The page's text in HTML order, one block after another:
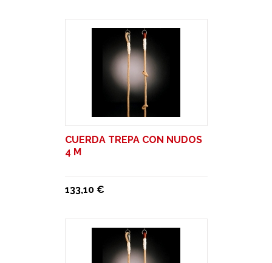
CUERDA TREPA CON NUDOS
4 M
133,10 €